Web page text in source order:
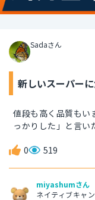
Sadaさん
新しいスーパー
値段も高く品質もい
っかりした」と言い
0 519
miyashumさん
ネイティブキャ